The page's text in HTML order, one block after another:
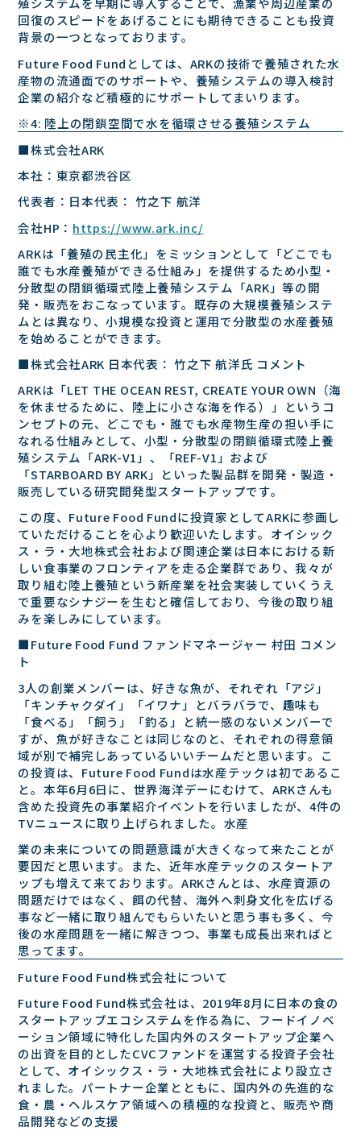
回復のスピードをあげることにも期待できることも投資
背景の⼀つとなっております。
Future Food Fundとしては、ARKの技術で養殖された⽔
産物の流通⾯でのサポートや、養殖システムの導⼊検討
企業の紹介など積極的にサポートしてまいります。
※4: 陸上の閉鎖空間で⽔を循環させる養殖システム
■株式会社ARK
本社：東京都渋⾕区
代表者：⽇本代表： ⽵之下 航洋
会社HP： https://www.ark.inc/
ARKは「養殖の⺠主化」をミッションとして「どこでも
誰でも⽔産養殖ができる仕組み」を提供するため⼩型・
分散型の閉鎖循環式陸上養殖システム「ARK」等の開
発・販売をおこなっています。既存の⼤規模養殖システ
ムとは異なり、⼩規模な投資と運⽤で分散型の⽔産養殖
を始めることができます。
■株式会社ARK ⽇本代表： ⽵之下 航洋⽒ コメント
ARKは「LET THE OCEAN REST, CREATE YOUR OWN（海
を休ませるために、陸上に⼩さな海を作る）」というコ
ンセプトの元、どこでも・誰でも⽔産物⽣産の担い⼿に
なれる仕組みとして、⼩型・分散型の閉鎖循環式陸上養
殖システム「ARK-V1」、「REF-V1」および
「STARBOARD BY ARK」といった製品群を開発・製造・
販売している研究開発型スタートアップです。
この度、Future Food Fundに投資家としてARKに参画し
ていただけることを⼼より歓迎いたします。オイシック
ス・ラ・⼤地株式会社および関連企業は⽇本における新
しい⾷事業のフロンティアを⾛る企業群であり、我々が
取り組む陸上養殖という新産業を社会実装していくうえ
で重要なシナジーを⽣むと確信しており、今後の取り組
みを楽しみにしています。
■Future Food Fund ファンドマネージャー 村⽥ コメン
ト
3⼈の創業メンバーは、好きな⿂が、それぞれ「アジ」
「キンチャクダイ」「イワナ」とバラバラで、趣味も
「⾷べる」「飼う」「釣る」と統⼀感のないメンバーで
すが、⿂が好きなことは同じなのと、それぞれの得意領
域が別で補完しあっているいいチームだと思います。こ
の投資は、Future Food Fundは⽔産テックは初であるこ
と。本年6⽉6⽇に、世界海洋デーにむけて、ARKさんも
含めた投資先の事業紹介イベントを⾏いましたが、4件の
TVニュースに取り上げられました。⽔産
業の未来についての問題意識が⼤きくなって来たことが
要因だと思います。また、近年⽔産テックのスタートア
ップも増えて来ております。ARKさんとは、⽔産資源の
問題だけではなく、餌の代替、海外へ刺⾝⽂化を広げる
事など⼀緒に取り組んでもらいたいと思う事も多く、今
後の⽔産問題を⼀緒に解きつつ、事業も成⻑出来ればと
思ってます。
Future Food Fund株式会社について
Future Food Fund株式会社は、2019年8⽉に⽇本の⾷の
スタートアップエコシステムを作る為に、フードイノベ
ーション領域に特化した国内外のスタートアップ企業へ
の出資を⽬的としたCVCファンドを運営する投資⼦会社
として、オイシックス・ラ・⼤地株式会社により設⽴さ
れました。パートナー企業とともに、国内外の先進的な
⾷・農・ヘルスケア領域への積極的な投資と、販売や商
品開発などの⽀援